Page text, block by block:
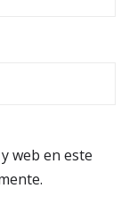
web en este